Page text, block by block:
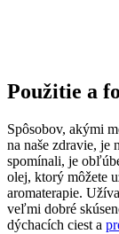
Použitie a
Spôsobov, akými
na naše zdravie,
spomínali, je
olej, ktorý môžete
aromaterapie.
veľmi dobré
dýchacích ciest a